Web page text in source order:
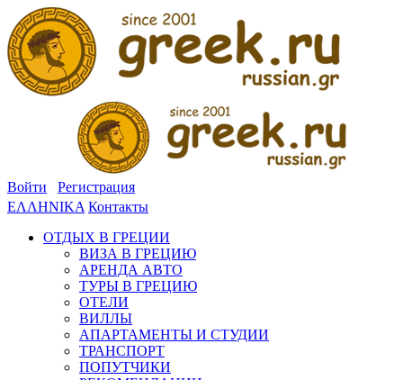
Войти
Регистрация
ΕΛΛΗΝΙΚΑ Контакты
ОТДЫХ В ГРЕЦИИ
ВИЗА В ГРЕЦИЮ
АРЕНДА АВТО
ТУРЫ В ГРЕЦИЮ
ОТЕЛИ
ВИЛЛЫ
АПАРТАМЕНТЫ И СТУДИИ
ТРАНСПОРТ
ПОПУТЧИКИ